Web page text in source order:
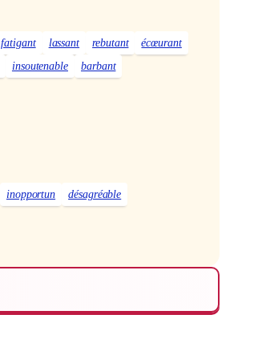
fatigant lassant rebutant
écœurant
insoutenable barbant
inopportun désagréable